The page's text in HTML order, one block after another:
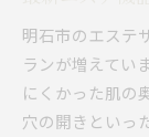
明石市のエステ
ランが増えてい
にくかった肌の
穴の開きといっ